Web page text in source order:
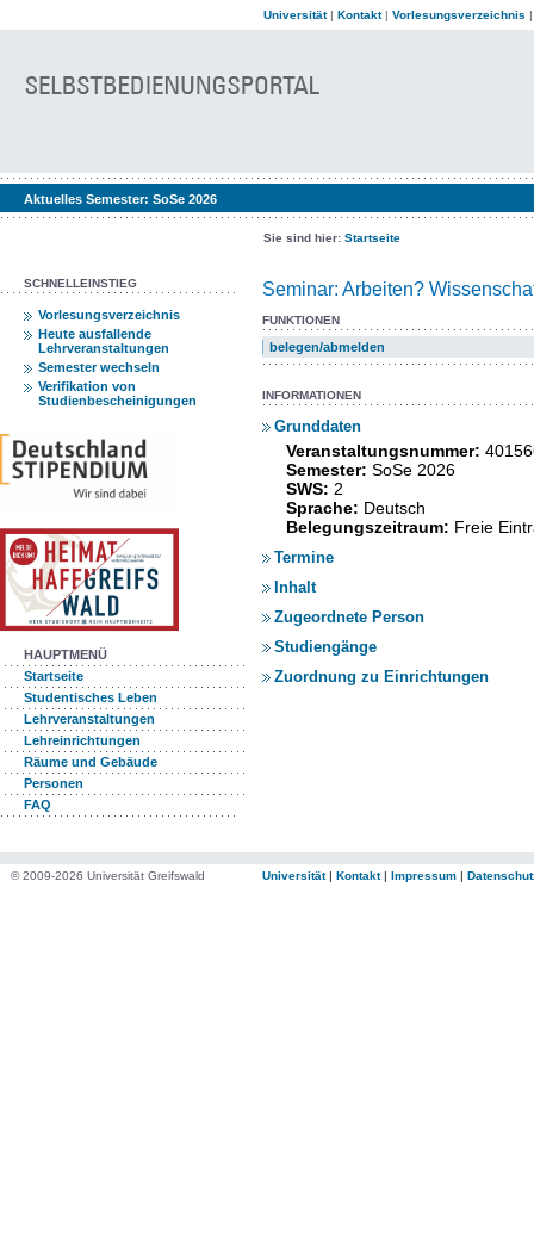
Universität| Kontakt| Vorlesungsverzeichnis
Aktuelles Semester: SoSe 2026
Sie sind hier: Startseite
SCHNELLEINSTIEG
Vorlesungsverzeichnis
Heute ausfallende
Lehrveranstaltungen
Semester wechseln
Verifikation von
Studienbescheinigungen
HAUPTMENÜ
Startseite
Studentisches Leben
Lehrveranstaltungen
Lehreinrichtungen
Räume und Gebäude
Personen
FAQ
Seminar: Arbeiten?
FUNKTIONEN
belegen/abmelden
INFORMATIONEN
Grunddaten
Veranstaltungsnummer:
Semester: SoSe 2026
SWS: 2
Sprache: Deutsch
Belegungszeitraum: Freie
Termine
Inhalt
Zugeordnete Person
Studiengänge
Zuordnung zu Einrichtungen
© 2009-2026 Universität Greifswald Universität| Kontakt| Impressum |